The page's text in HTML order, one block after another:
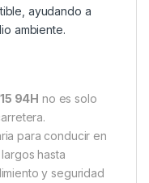
ayudando a
ambiente.
94H no es solo
para conducir en
hasta
y seguridad